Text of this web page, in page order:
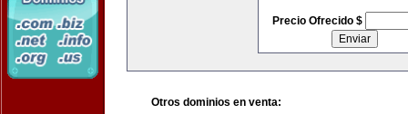
Precio Ofrecido $
Otros dominios en venta: